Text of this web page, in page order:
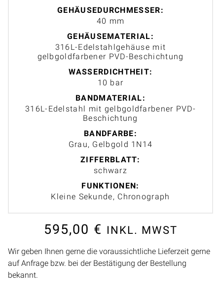
GEHÄUSEDURCHMESSER:
40 mm
GEHÄUSEMATERIAL:
316L-Edelstahlgehäuse mit
gelbgoldfarbener PVD-Beschichtung
WASSERDICHTHEIT:
10 bar
BANDMATERIAL:
316L-Edelstahl mit gelbgoldfarbener PVD-
Beschichtung
BANDFARBE:
Grau, Gelbgold 1N14
ZIFFERBLATT:
schwarz
FUNKTIONEN:
Kleine Sekunde, Chronograph
595,00 € INKL. MWST
Wir geben Ihnen gerne die voraussichtliche Lieferzeit gerne
auf Anfrage bzw. bei der Bestätigung der Bestellung
bekannt.